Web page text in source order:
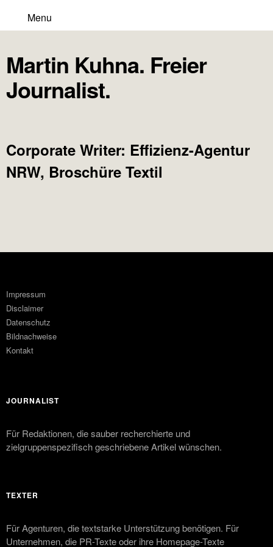
Menu
Martin Kuhna. Freier
Journalist.
Corporate Writer: Effizienz-Agentur
NRW, Broschüre Textil
Impressum
Disclaimer
Datenschutz
Bildnachweise
Kontakt
JOURNALIST
Für Redaktionen, die sauber recherchierte und
zielgruppenspezifisch geschriebene Artikel wünschen.
TEXTER
Für Agenturen, die textstarke Unterstützung benötigen. Für
Unternehmen, die PR-Texte oder ihre Homepage-Texte